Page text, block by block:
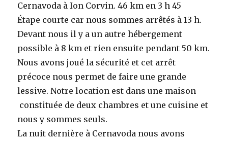
Cernavoda à Ion Corvin. 46 km en 3 h 45
Étape courte car nous sommes arrêtés à 13 h.
Devant nous il y a un autre hébergement
possible à 8 km et rien ensuite pendant 50 km.
Nous avons joué la sécurité et cet arrêt
précoce nous permet de faire une grande
lessive. Notre location est dans une maison
constituée de deux chambres et une cuisine et
nous y sommes seuls.
La nuit dernière à Cernavoda nous avons